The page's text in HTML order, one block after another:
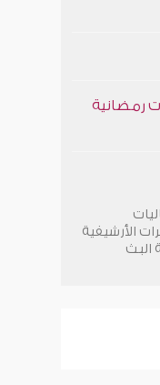
رمضانية
الأرشيفية